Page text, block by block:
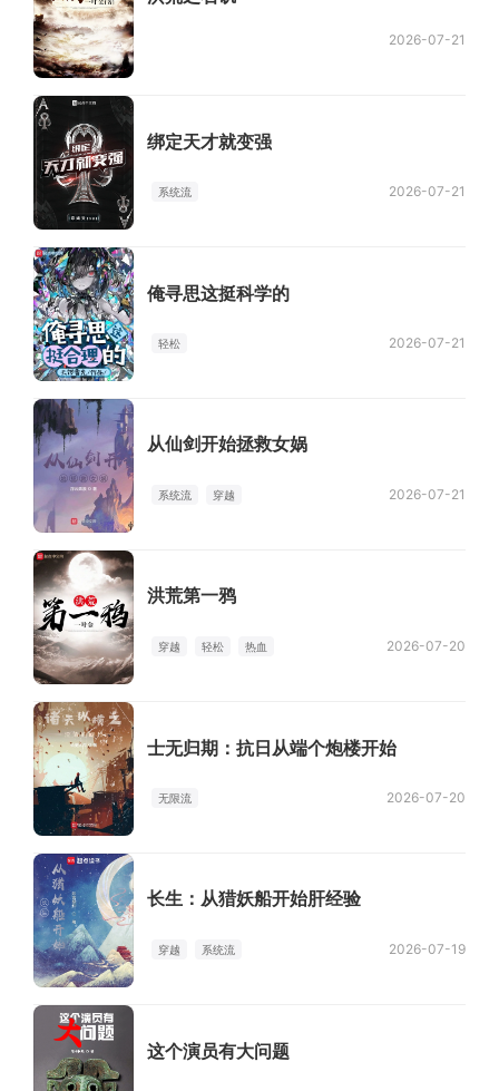
2026-07-21
绑定天才就变强
系统流 2026-07-21
俺寻思这挺科学的
轻松 2026-07-21
从仙剑开始拯救女娲
系统流 穿越 2026-07-21
洪荒第一鸦
穿越 轻松 热血 2026-07-20
士无归期：抗日从端个炮楼开始
无限流 2026-07-20
长生：从猎妖船开始肝经验
穿越 系统流 2026-07-19
这个演员有大问题